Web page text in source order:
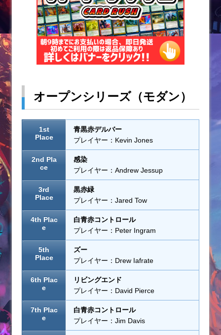
オープンシリーズ（モダン）
1st
Place
青黒赤デルバー
プレイヤー：Kevin Jones
2nd Pla
ce
感染
プレイヤー：Andrew Jessup
3rd
Place
黒赤緑
プレイヤー：Jared Tow
4th Plac
e
白青赤コントロール
プレイヤー：Peter Ingram
5th
Place
ズー
プレイヤー：Drew Iafrate
6th Plac
e
リビングエンド
プレイヤー：David Pierce
7th Plac
e
白青赤コントロール
プレイヤー：Jim Davis